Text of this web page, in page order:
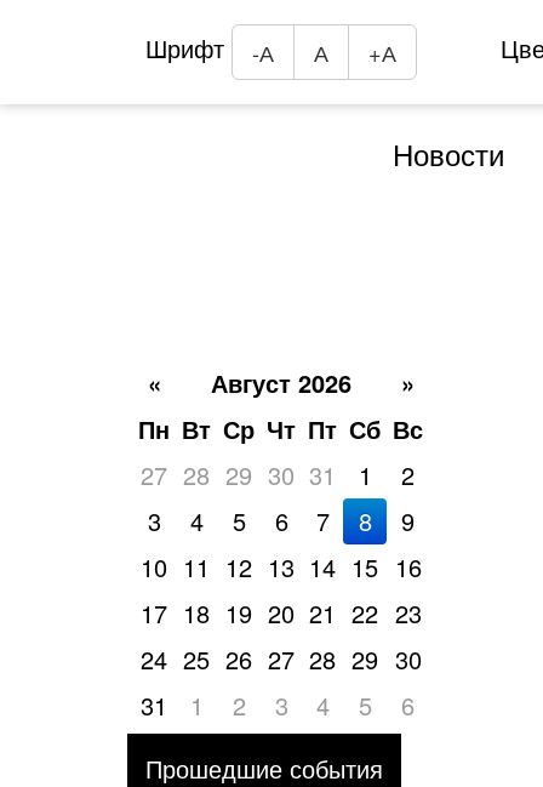
Шрифт -А А +А
Новости
« Август 2026
»
Пн Вт Ср Чт Пт Сб Вс
27 28 29 30 31 1
2
3
4 5 6 7 8
9
10 11 12 13 14 15 16
17 18 19 20 21 22 23
24 25 26 27 28 29 30
31
1 2 3 4 5
6
Прошедшие события